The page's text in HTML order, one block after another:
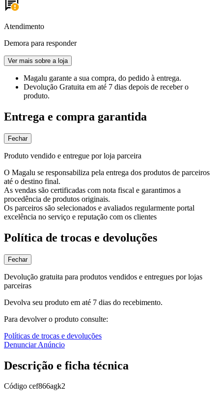
Atendimento
Demora para responder
Ver mais sobre a loja
Magalu garante a sua compra, do pedido à entrega.
Devolução Gratuita em até 7 dias depois de receber o
produto.
Entrega e compra garantida
Fechar
Produto vendido e entregue por loja parceira
O Magalu se responsabiliza pela entrega dos produtos de parceiros
até o destino final.
As vendas são certificadas com nota fiscal e garantimos a
procedência de produtos originais.
Os parceiros são selecionados e avaliados regularmente portal
excelência no serviço e reputação com os clientes
Política de trocas e devoluções
Fechar
Devolução gratuita para produtos vendidos e entregues por lojas
parceiras
Devolva seu produto em até 7 dias do recebimento.
Para devolver o produto consulte:
Políticas de trocas e devoluções
Denunciar Anúncio
Descrição e ficha técnica
Código cef866agk2